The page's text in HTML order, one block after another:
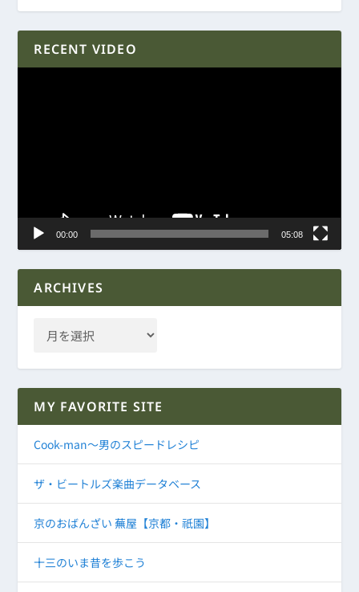
RECENT VIDEO
00:00 05:08
ARCHIVES
MY FAVORITE SITE
Cook-man～男のスピードレシピ
ザ・ビートルズ楽曲データベース
京のおばんざい 蕪屋【京都・祇園】
十三のいま昔を歩こう